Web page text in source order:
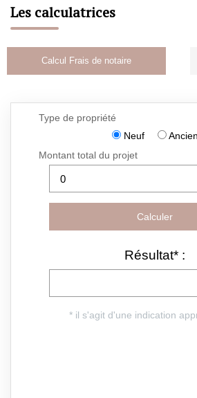
Les calculatrices
Calcul Frais de notaire